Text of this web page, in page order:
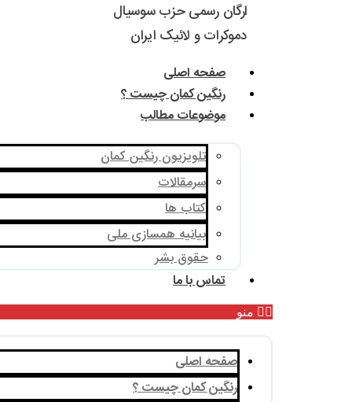
ارگان رسمی حزب سوسیال
دموکرات و لائیک ایران
صفحه اصلی
رنگین کمان چیست ؟
موضوعات مطالب
تلویزیون رنگین کمان
سرمقالات
کتاب ها
بیانیه همسازی ملی
حقوق بشر
تماس با ما
منو
صفحه اصلی
رنگین کمان چیست ؟